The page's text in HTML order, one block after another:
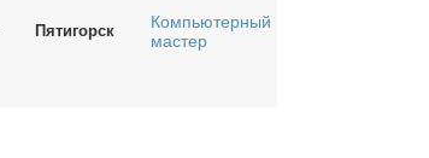
Пятигорск
Компьютерный
мастер